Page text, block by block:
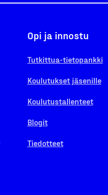
Opi ja innostu
Tutkittua-tietopankki
Koulutukset jäsenille
Koulutustallenteet
Blogit
Tiedotteet